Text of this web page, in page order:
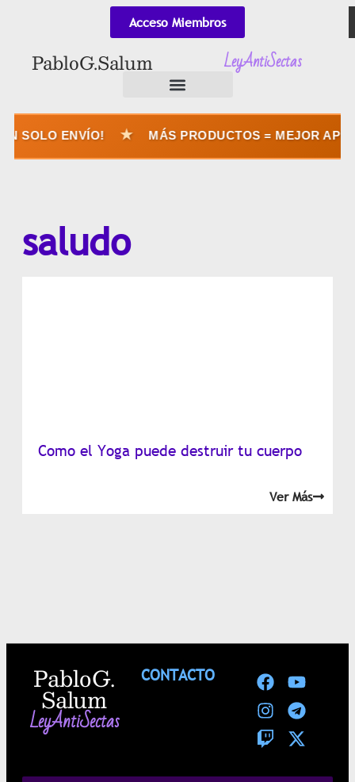
Acceso Miembros
Pablo G. Salum LeyAntiSectas
SOLO ENVÍO! MÁS PRODUCTOS = MEJOR
saludo
Como el Yoga puede destruir tu cuerpo
Ver Más
CONTACTO
Pablo G.
Salum
LeyAntiSectas